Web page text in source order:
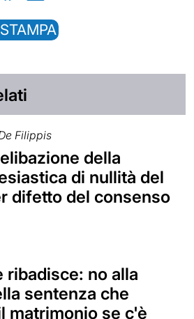
Filippis
della
di nullità del
difetto del consenso
ribadisce: no alla
sentenza che
matrimonio se c'è